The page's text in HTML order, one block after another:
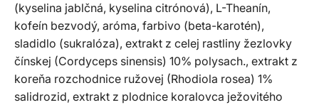
(kyselina jablčná, kyselina citrónová), L-Theanín,
kofeín bezvodý, aróma, farbivo (beta-karotén),
sladidlo (sukralóza), extrakt z celej rastliny žezlovky
čínskej (Cordyceps sinensis) 10% polysach., extrakt z
koreňa rozchodnice ružovej (Rhodiola rosea) 1%
salidrozid, extrakt z plodnice koralovca ježovitého